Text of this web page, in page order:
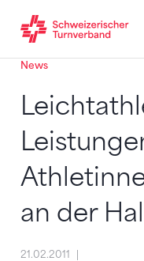
Zum Inhalt springen
Zur Sitemap navigieren
Zum Navigieren
News
an der
21.02.2011